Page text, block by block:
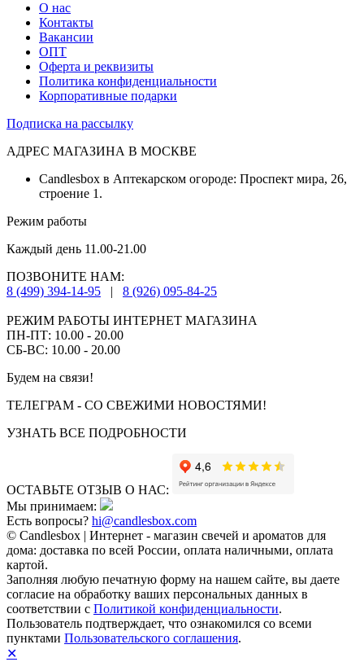
О нас
Контакты
Вакансии
ОПТ
Оферта и реквизиты
Политика конфиденциальности
Корпоративные подарки
Подписка на рассылку
АДРЕС МАГАЗИНА В МОСКВЕ
Candlesbox в Аптекарском огороде: Проспект мира, 26,
строение 1.
Режим работы
Каждый день 11.00-21.00
ПОЗВОНИТЕ НАМ:
8 (499) 394-14-95
| 8 (926) 095-84-25
РЕЖИМ РАБОТЫ ИНТЕРНЕТ МАГАЗИНА
ПН-ПТ: 10.00 - 20.00
СБ-ВС: 10.00 - 20.00
Будем на связи!
ТЕЛЕГРАМ - СО СВЕЖИМИ НОВОСТЯМИ!
УЗНАТЬ ВСЕ ПОДРОБНОСТИ
ОСТАВЬТЕ ОТЗЫВ О НАС:
Мы принимаем:
Есть вопросы? hi@candlesbox.com
© Candlesbox | Интернет - магазин свечей и ароматов для
дома: доставка по всей России, оплата наличными, оплата
картой.
Заполняя любую печатную форму на нашем сайте, вы даете
согласие на обработку ваших персональных данных в
соответствии с Политикой конфиденциальности.
Пользователь подтверждает, что ознакомился со всеми
пунктами Пользовательского соглашения.
✕